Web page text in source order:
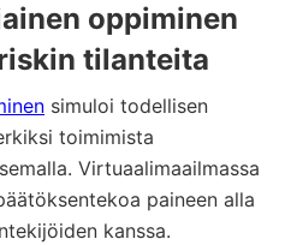
oppiminen
tilanteita
simuloi todellisen
toimimista
Virtuaalimaailmassa
paineen alla
kanssa.